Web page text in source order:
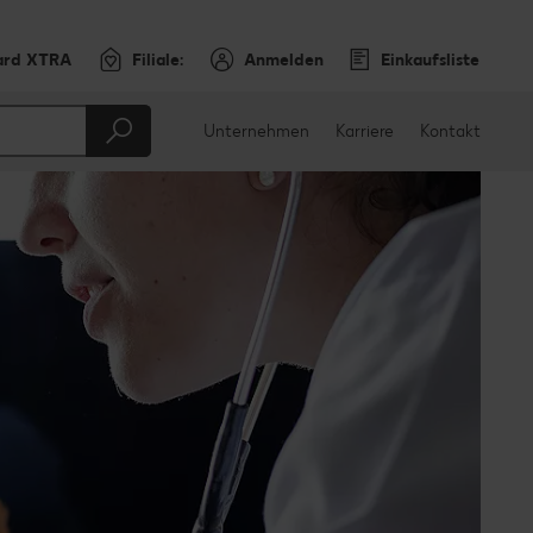
XTRA Filiale: Anmelden Einkaufsliste
Unternehmen Karriere Kontakt